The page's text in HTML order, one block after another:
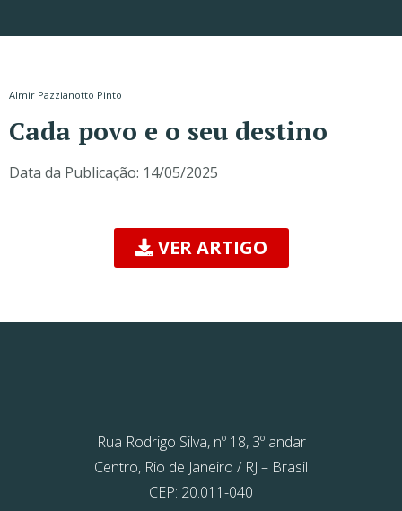
Almir Pazzianotto Pinto
Cada povo e o seu destino
Data da Publicação: 14/05/2025
VER ARTIGO
Rua Rodrigo Silva, nº 18, 3º andar
Centro, Rio de Janeiro / RJ – Brasil
CEP: 20.011-040